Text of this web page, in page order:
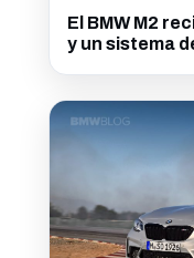
El BMW M2
y un sistema